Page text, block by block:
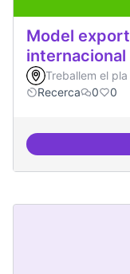
Model
internacional
Treballem el
Recerca
0 0